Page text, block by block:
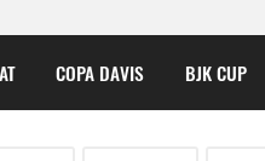
COPA DAVIS BJK CUP